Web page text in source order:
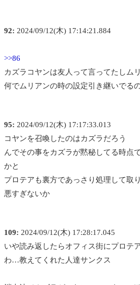
92: 2024/09/12(木) 17:14:21.884
>>86
カズラコヤンは友人って言ってたしム
何でムリアンの時の設定引き継いでる
95: 2024/09/12(木) 17:17:33.013
コヤンを召喚したのはカズラだろう
んでその事をカズラが黙秘してる時点
かと
プロテアも裏方であっさり処理して取
悪すぎないか
109: 2024/09/12(木) 17:28:17.045
いや読み返したらオフィス街にプロテ
わ…教えてくれた人達サンクス